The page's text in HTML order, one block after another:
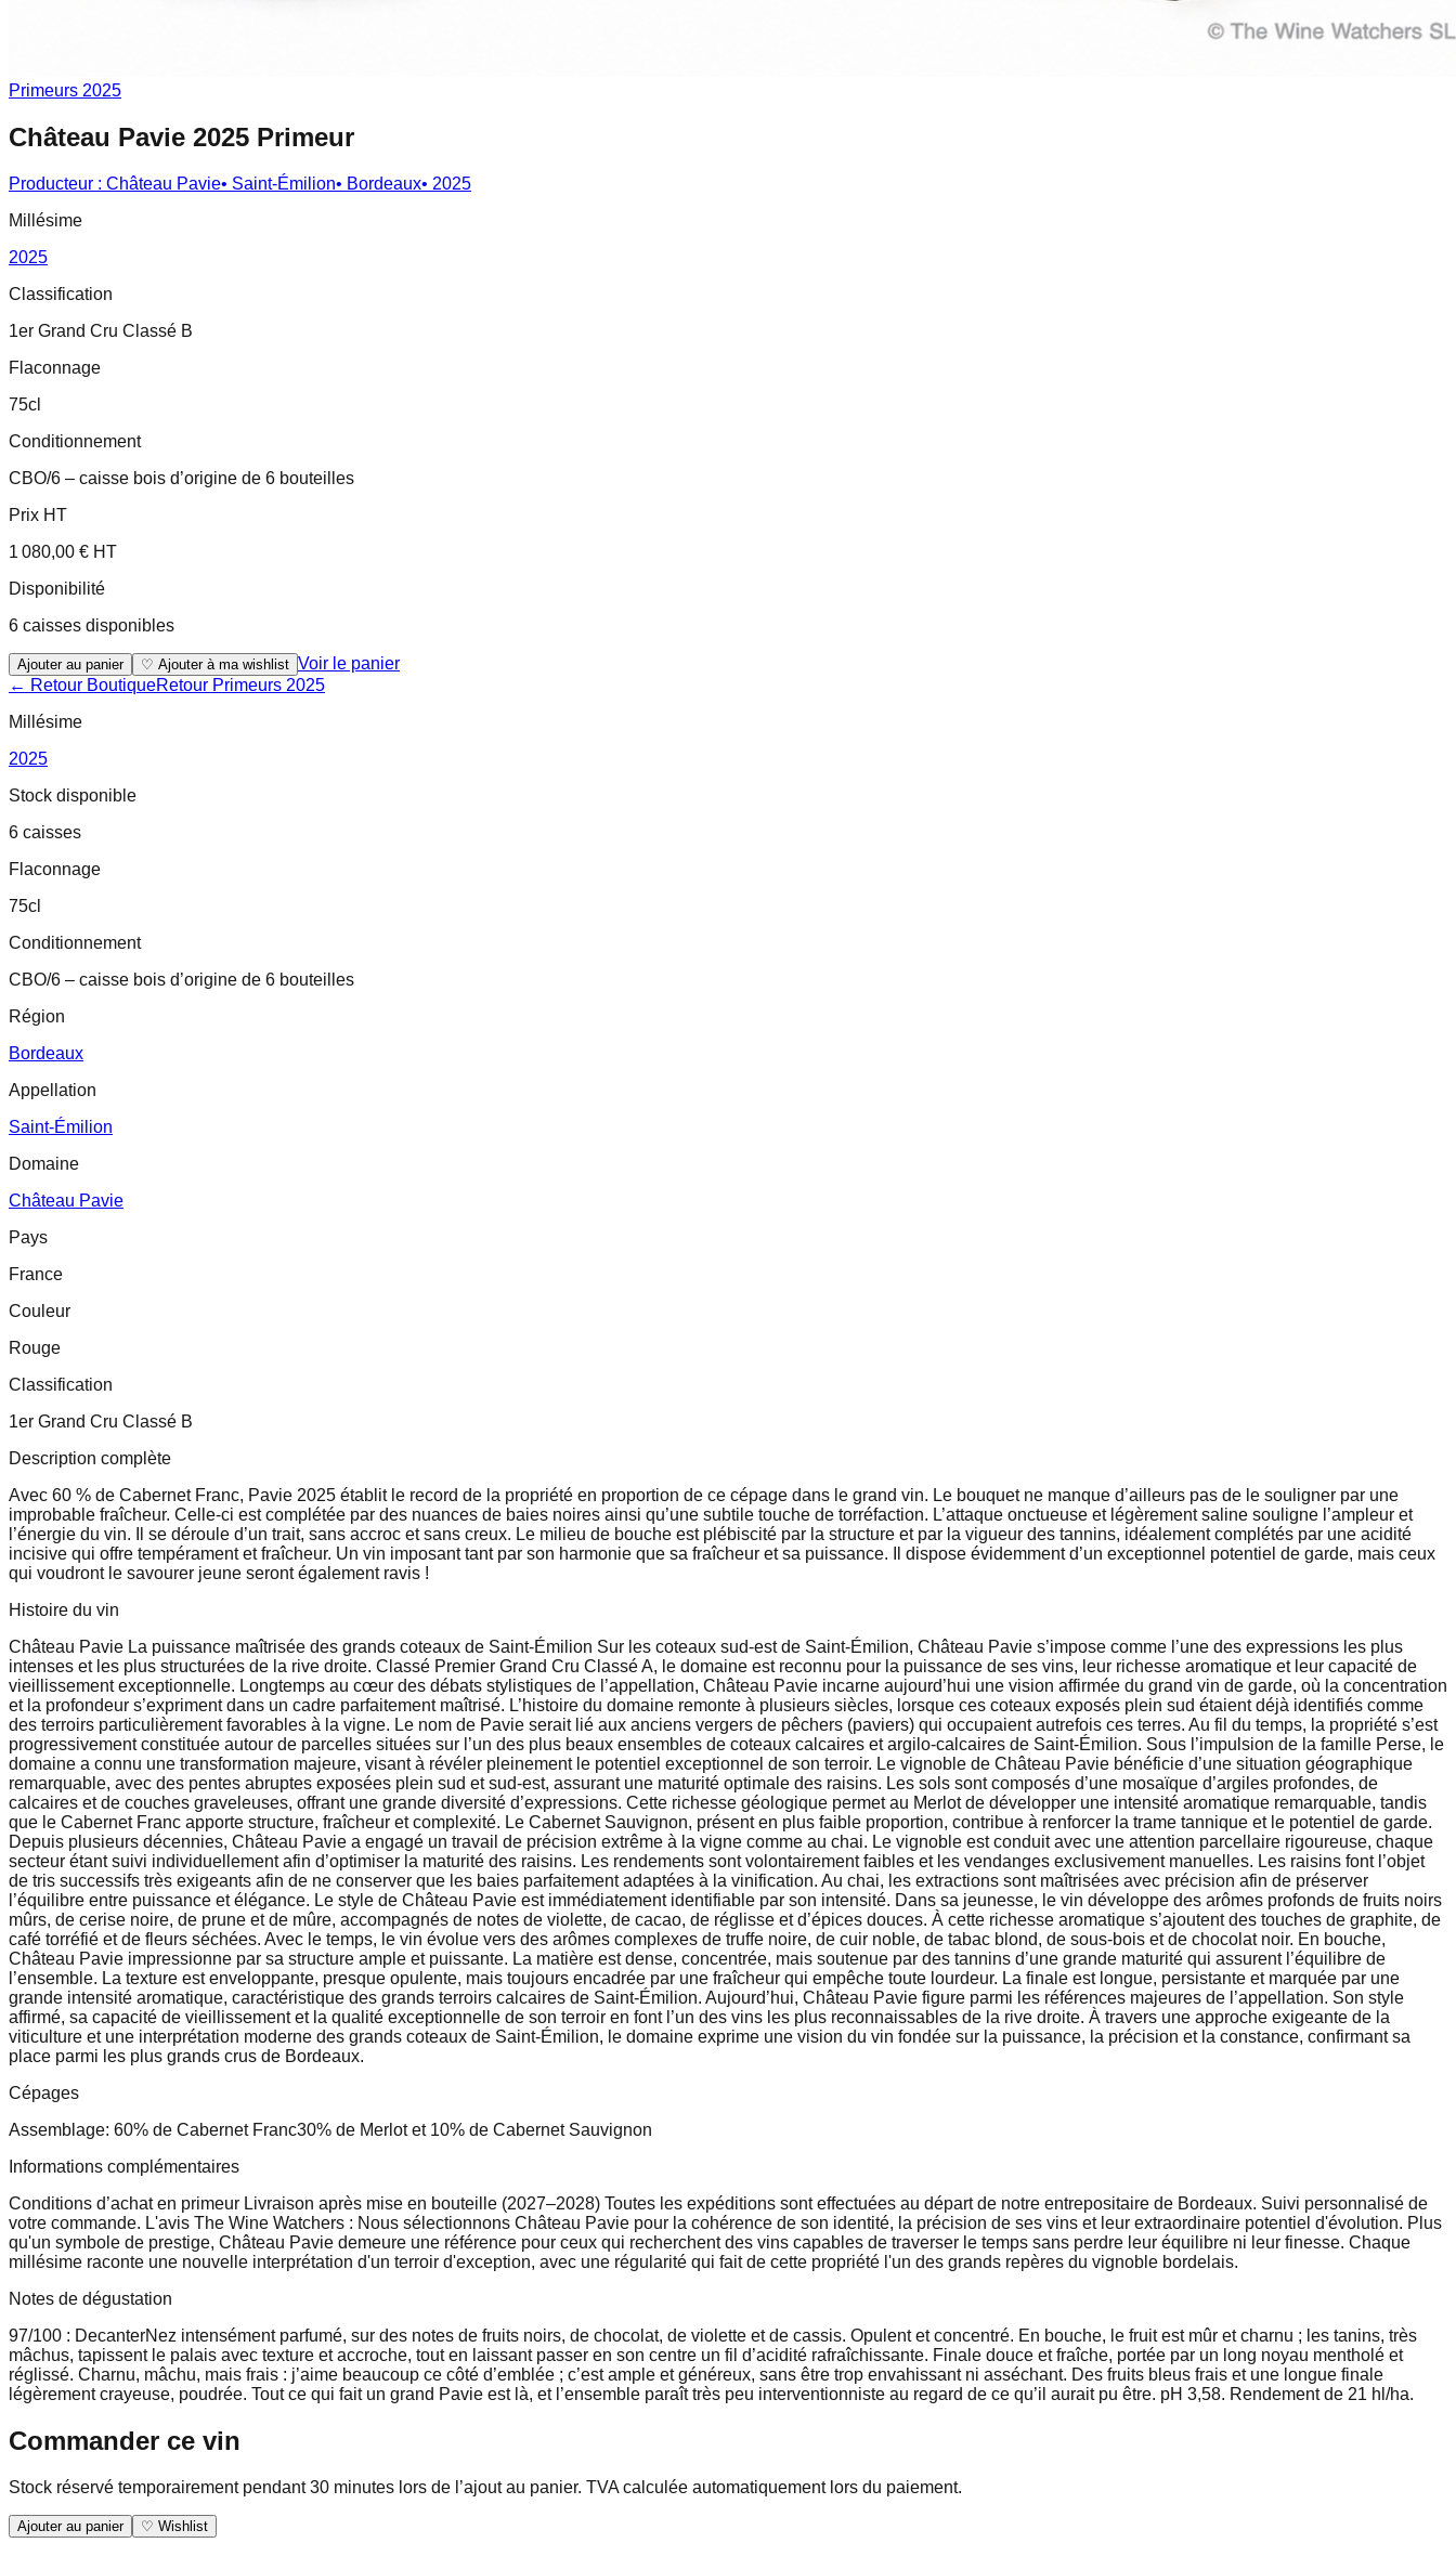
Primeurs 2025
Château Pavie 2025 Primeur
Producteur : Château Pavie• Saint-Émilion• Bordeaux• 2025
Millésime
2025
Classification
1er Grand Cru Classé B
Flaconnage
75cl
Conditionnement
CBO/6 – caisse bois d’origine de 6 bouteilles
Prix HT
1 080,00 € HT
Disponibilité
6 caisses disponibles
Ajouter au panier ♡ Ajouter à ma wishlist Voir le panier
← Retour BoutiqueRetour Primeurs 2025
Millésime
2025
Stock disponible
6 caisses
Flaconnage
75cl
Conditionnement
CBO/6 – caisse bois d’origine de 6 bouteilles
Région
Bordeaux
Appellation
Saint-Émilion
Domaine
Château Pavie
Pays
France
Couleur
Rouge
Classification
1er Grand Cru Classé B
Description complète
Avec 60 % de Cabernet Franc, Pavie 2025 établit le record de la propriété en proportion de ce cépage dans le grand vin. Le bouquet ne manque d’ailleurs pas de le souligner par une
improbable fraîcheur. Celle-ci est complétée par des nuances de baies noires ainsi qu’une subtile touche de torréfaction. L’attaque onctueuse et légèrement saline souligne l’ampleur et
l’énergie du vin. Il se déroule d’un trait, sans accroc et sans creux. Le milieu de bouche est plébiscité par la structure et par la vigueur des tannins, idéalement complétés par une acidité
incisive qui offre tempérament et fraîcheur. Un vin imposant tant par son harmonie que sa fraîcheur et sa puissance. Il dispose évidemment d’un exceptionnel potentiel de garde, mais ceux
qui voudront le savourer jeune seront également ravis !
Histoire du vin
Château Pavie La puissance maîtrisée des grands coteaux de Saint-Émilion Sur les coteaux sud-est de Saint-Émilion, Château Pavie s’impose comme l’une des expressions les plus
intenses et les plus structurées de la rive droite. Classé Premier Grand Cru Classé A, le domaine est reconnu pour la puissance de ses vins, leur richesse aromatique et leur capacité de
vieillissement exceptionnelle. Longtemps au cœur des débats stylistiques de l’appellation, Château Pavie incarne aujourd’hui une vision affirmée du grand vin de garde, où la concentration
et la profondeur s’expriment dans un cadre parfaitement maîtrisé. L’histoire du domaine remonte à plusieurs siècles, lorsque ces coteaux exposés plein sud étaient déjà identifiés comme
des terroirs particulièrement favorables à la vigne. Le nom de Pavie serait lié aux anciens vergers de pêchers (paviers) qui occupaient autrefois ces terres. Au fil du temps, la propriété s’est
progressivement constituée autour de parcelles situées sur l’un des plus beaux ensembles de coteaux calcaires et argilo-calcaires de Saint-Émilion. Sous l’impulsion de la famille Perse, le
domaine a connu une transformation majeure, visant à révéler pleinement le potentiel exceptionnel de son terroir. Le vignoble de Château Pavie bénéficie d’une situation géographique
remarquable, avec des pentes abruptes exposées plein sud et sud-est, assurant une maturité optimale des raisins. Les sols sont composés d’une mosaïque d’argiles profondes, de
calcaires et de couches graveleuses, offrant une grande diversité d’expressions. Cette richesse géologique permet au Merlot de développer une intensité aromatique remarquable, tandis
que le Cabernet Franc apporte structure, fraîcheur et complexité. Le Cabernet Sauvignon, présent en plus faible proportion, contribue à renforcer la trame tannique et le potentiel de garde.
Depuis plusieurs décennies, Château Pavie a engagé un travail de précision extrême à la vigne comme au chai. Le vignoble est conduit avec une attention parcellaire rigoureuse, chaque
secteur étant suivi individuellement afin d’optimiser la maturité des raisins. Les rendements sont volontairement faibles et les vendanges exclusivement manuelles. Les raisins font l’objet
de tris successifs très exigeants afin de ne conserver que les baies parfaitement adaptées à la vinification. Au chai, les extractions sont maîtrisées avec précision afin de préserver
l’équilibre entre puissance et élégance. Le style de Château Pavie est immédiatement identifiable par son intensité. Dans sa jeunesse, le vin développe des arômes profonds de fruits noirs
mûrs, de cerise noire, de prune et de mûre, accompagnés de notes de violette, de cacao, de réglisse et d’épices douces. À cette richesse aromatique s’ajoutent des touches de graphite, de
café torréfié et de fleurs séchées. Avec le temps, le vin évolue vers des arômes complexes de truffe noire, de cuir noble, de tabac blond, de sous-bois et de chocolat noir. En bouche,
Château Pavie impressionne par sa structure ample et puissante. La matière est dense, concentrée, mais soutenue par des tannins d’une grande maturité qui assurent l’équilibre de
l’ensemble. La texture est enveloppante, presque opulente, mais toujours encadrée par une fraîcheur qui empêche toute lourdeur. La finale est longue, persistante et marquée par une
grande intensité aromatique, caractéristique des grands terroirs calcaires de Saint-Émilion. Aujourd’hui, Château Pavie figure parmi les références majeures de l’appellation. Son style
affirmé, sa capacité de vieillissement et la qualité exceptionnelle de son terroir en font l’un des vins les plus reconnaissables de la rive droite. À travers une approche exigeante de la
viticulture et une interprétation moderne des grands coteaux de Saint-Émilion, le domaine exprime une vision du vin fondée sur la puissance, la précision et la constance, confirmant sa
place parmi les plus grands crus de Bordeaux.
Cépages
Assemblage: 60% de Cabernet Franc30% de Merlot et 10% de Cabernet Sauvignon
Informations complémentaires
Conditions d’achat en primeur Livraison après mise en bouteille (2027–2028) Toutes les expéditions sont effectuées au départ de notre entrepositaire de Bordeaux. Suivi personnalisé de
votre commande. L'avis The Wine Watchers : Nous sélectionnons Château Pavie pour la cohérence de son identité, la précision de ses vins et leur extraordinaire potentiel d'évolution. Plus
qu'un symbole de prestige, Château Pavie demeure une référence pour ceux qui recherchent des vins capables de traverser le temps sans perdre leur équilibre ni leur finesse. Chaque
millésime raconte une nouvelle interprétation d'un terroir d'exception, avec une régularité qui fait de cette propriété l'un des grands repères du vignoble bordelais.
Notes de dégustation
97/100 : DecanterNez intensément parfumé, sur des notes de fruits noirs, de chocolat, de violette et de cassis. Opulent et concentré. En bouche, le fruit est mûr et charnu ; les tanins, très
mâchus, tapissent le palais avec texture et accroche, tout en laissant passer en son centre un fil d’acidité rafraîchissante. Finale douce et fraîche, portée par un long noyau mentholé et
réglissé. Charnu, mâchu, mais frais : j’aime beaucoup ce côté d’emblée ; c’est ample et généreux, sans être trop envahissant ni asséchant. Des fruits bleus frais et une longue finale
légèrement crayeuse, poudrée. Tout ce qui fait un grand Pavie est là, et l’ensemble paraît très peu interventionniste au regard de ce qu’il aurait pu être. pH 3,58. Rendement de 21 hl/ha.
Commander ce vin
Stock réservé temporairement pendant 30 minutes lors de l’ajout au panier. TVA calculée automatiquement lors du paiement.
Ajouter au panier ♡ Wishlist